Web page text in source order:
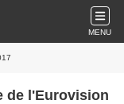
MENU
de l'Eurovision